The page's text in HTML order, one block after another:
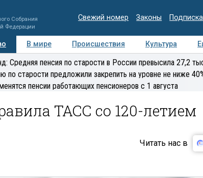
Собрания
Федерации
Свежий номер Законы Подписка
В мире Происшествия Культура
Регионы Медиацентр Интервью
Средняя пенсия по старости в России превысила 27,2
по старости предложили закрепить на уровне не ниже
пенсии работающих пенсионеров с 1 августа
ТАСС со 120-летием
Читать нас в